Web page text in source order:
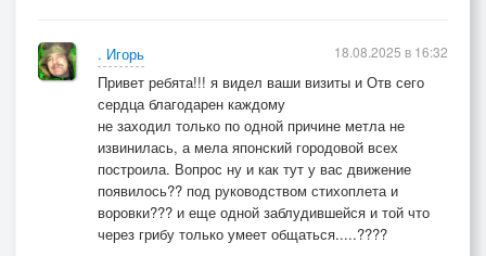
. Игорь
Привет ребята!!! я видел ваши визиты и Отв сего
сердца благодарен каждому
не заходил только по одной причине метла не
извинилась, а мела японский городовой всех
построила. Вопрос ну и как тут у вас движение
появилось?? под руководством стихоплета и
воровки??? и еще одной заблудившейся и той что
через грибу только умеет общаться.....????
18.08.2025 в 16:32